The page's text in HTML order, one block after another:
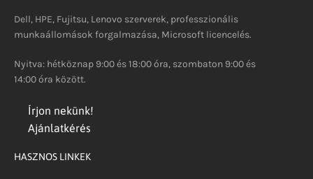
Dell, HPE, Fujitsu, Lenovo szerverek, professzionális
munkaállomások forgalmazása, Microsoft licencelés.
Nyitva: hétköznap 9:00 és 18:00 óra, szombaton 9:00 és
14:00 óra között.
Írjon nekünk!
Ajánlatkérés
HASZNOS LINKEK